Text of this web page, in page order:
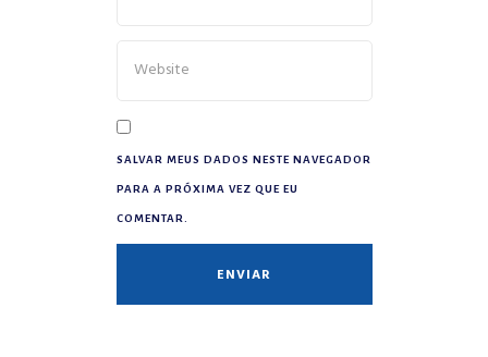
SALVAR MEUS DADOS NESTE NAVEGADOR
PARA A PRÓXIMA VEZ QUE EU
COMENTAR.